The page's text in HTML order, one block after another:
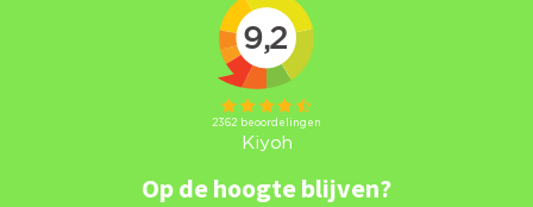
Op de hoogte blijven?